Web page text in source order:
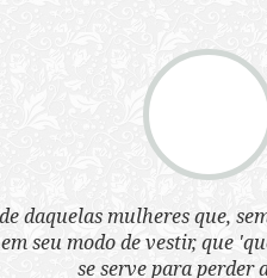
daquelas mulheres que,
seu modo de vestir, que
se serve para perder